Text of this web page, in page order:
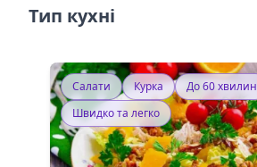
Тип кухні
Салати Курка
До 60 хвилин
Швидко та легко